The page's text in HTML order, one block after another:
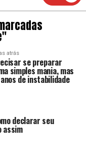
atrás
se preparar
simples mania, mas
de instabilidade
declarar seu
assim